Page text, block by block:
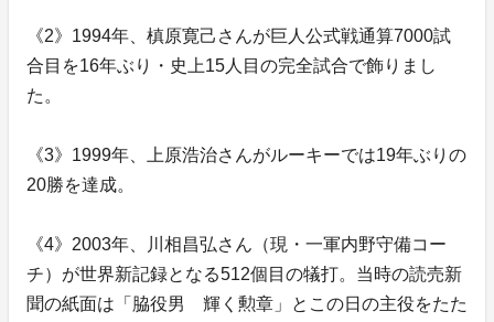
《2》1994年、槙原寛己さんが巨人公式戦通算7000試
合目を16年ぶり・史上15人目の完全試合で飾りまし
た。
《3》1999年、上原浩治さんがルーキーでは19年ぶりの
20勝を達成。
《4》2003年、川相昌弘さん（現・一軍内野守備コー
チ）が世界新記録となる512個目の犠打。当時の読売新
聞の紙面は「脇役男 輝く勲章」とこの日の主役をたた